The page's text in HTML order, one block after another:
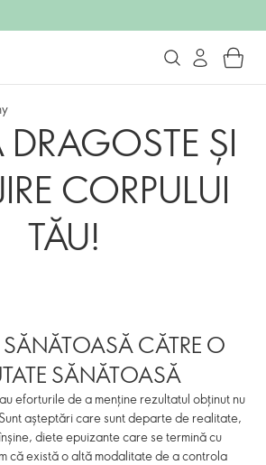
DRAGOSTE ȘI
CORPULUI
TĂU!
CĂTRE O
SĂNĂTOASĂ
eforturile de a menține rezultatul obținut nu
așteptări care sunt departe de realitate,
diete epuizante care se termină cu
că există o altă modalitate de a controla